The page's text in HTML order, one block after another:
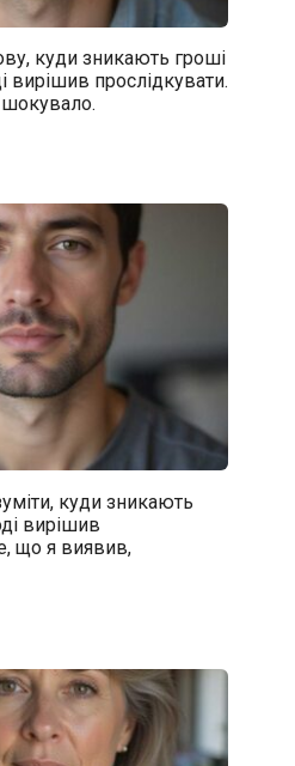
куди зникають гроші
вирішив прослідкувати.
шокувало.
куди зникають
вирішив
що я виявив,